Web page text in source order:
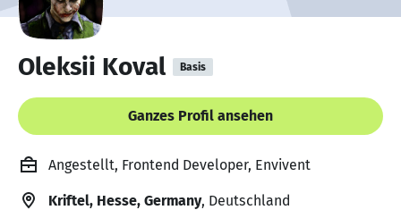
Oleksii Koval Basis
Ganzes Profil ansehen
Angestellt, Frontend Developer, Envivent
Kriftel, Hesse, Germany, Deutschland